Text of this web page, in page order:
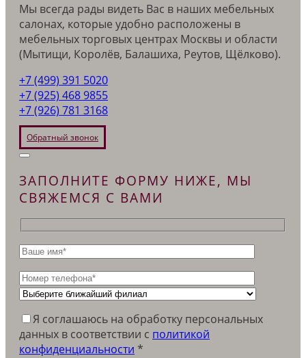
Мы всегда рады видеть Вас в наших мебельных
салонах, которые удобно расположены в
мебельных торговых центрах Москвы и области
(Мытищи, Королёв, Балашиха, Реутов, Щёлково).
+7 (499) 391 5020
+7 (925) 468 9855
+7 (926) 781 3168
Обратный звонок
ЗАПОЛНИТЕ ФОРМУ НИЖЕ, МЫ
СВЯЖЕМСЯ С ВАМИ
Я соглашаюсь на обработку персональных
данных в соответствии c политикой
конфиденциальности *